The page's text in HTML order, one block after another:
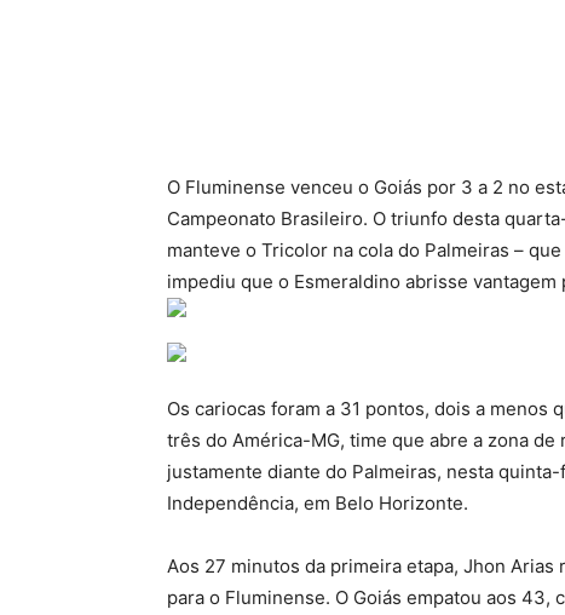
O Fluminense venceu o Goiás por 3 a 2 no
Campeonato Brasileiro. O triunfo desta
manteve o Tricolor na cola do Palmeiras –
impediu que o Esmeraldino abrisse vantagem
Os cariocas foram a 31 pontos, dois a menos
três do América-MG, time que abre a zona
justamente diante do Palmeiras, nesta
Independência, em Belo Horizonte.
Aos 27 minutos da primeira etapa, Jhon
para o Fluminense. O Goiás empatou aos 43,